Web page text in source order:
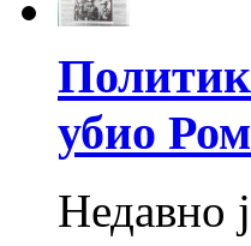
убио
Недавно